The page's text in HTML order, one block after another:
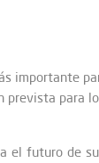
importante
prevista para
el futuro de